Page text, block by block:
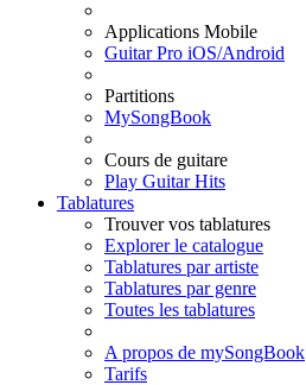
Applications Mobile
Guitar Pro iOS/Android
Partitions
MySongBook
Cours de guitare
Play Guitar Hits
Tablatures
Trouver vos tablatures
Explorer le catalogue
Tablatures par artiste
Tablatures par genre
Toutes les tablatures
A propos de mySongBook
Tarifs